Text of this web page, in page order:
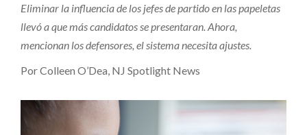
Eliminar la influencia de los jefes de partido en las papeletas
llevó a que más candidatos se presentaran. Ahora,
mencionan los defensores, el sistema necesita ajustes.
Por Colleen O’Dea, NJ Spotlight News